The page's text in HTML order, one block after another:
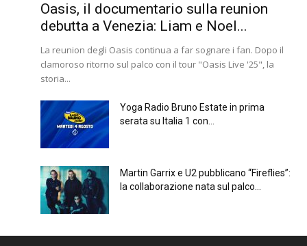
Oasis, il documentario sulla reunion
debutta a Venezia: Liam e Noel...
La reunion degli Oasis continua a far sognare i fan. Dopo il
clamoroso ritorno sul palco con il tour "Oasis Live '25", la
storia...
Yoga Radio Bruno Estate in prima
serata su Italia 1 con...
Martin Garrix e U2 pubblicano “Fireflies”:
la collaborazione nata sul palco...